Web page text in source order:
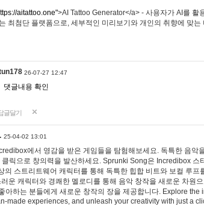
aitattoo.one">AI Tattoo Generator</a> - 사용자가 AI를
최첨단 플랫폼으로, 세부적인 미리보기와 개인의 취향에 맞
26-07-27 12:47
댓글내용 확인
글달기
25-04-02 13:01
에서 영감을 받은 게임들을 탐험해보세요. 독특한 음악
클릭으로 창의력을 발산하세요. Sprunki Song은 Incredibox
의 스트리트웨어 캐릭터를 통해 독특한 힙합 비트와 보컬 루프
운 캐릭터와 경쾌한 멜로디를 통해 음악 창작을 새로운 차원
아하는 분들에게 새로운 창작의 장을 제공합니다. Explore
made experiences, and unleash your creativity with just a